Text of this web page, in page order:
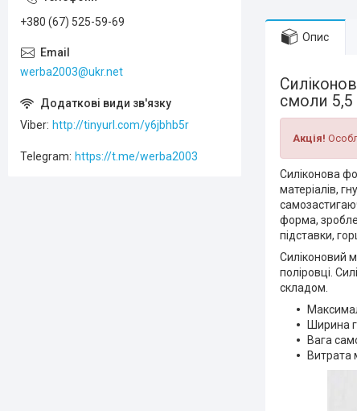
Опис
смоли 5,5
Акція!
Силіконова
матеріалів,
форма,
підставки,
Силіконовий
поліровці.
складом.
Ширина
Вага
Витрата
+380 (67) 525-59-69
werba2003@ukr.net
Viber http://tinyurl.com/y6jbhb5r
Telegram https://t.me/werba2003